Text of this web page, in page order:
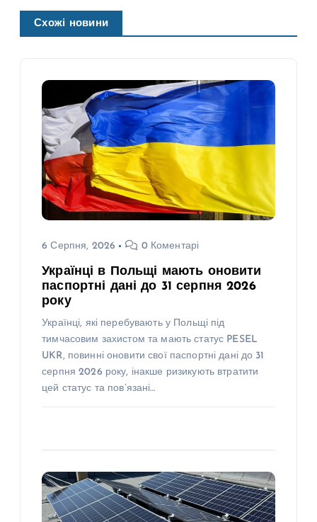
Схожі новини
6 Серпня, 2026 0 Коментарі
Українці в Польщі мають оновити
паспортні дані до 31 серпня 2026
року
Українці, які перебувають у Польщі під
тимчасовим захистом та мають статус PESEL
UKR, повинні оновити свої паспортні дані до 31
серпня 2026 року, інакше ризикують втратити
цей статус та пов’язані…